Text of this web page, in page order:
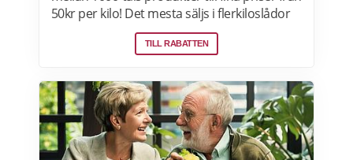
50kr per kilo! Det mesta säljs i flerkiloslådor
men det finns även förpackningar som
lämpar sig bra som presenter.
TILL RABATTEN